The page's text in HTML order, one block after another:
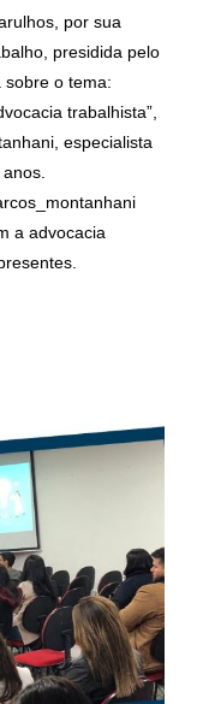
por sua
presidida pelo
sobre o tema:
trabalhista”,
especialista
a advocacia